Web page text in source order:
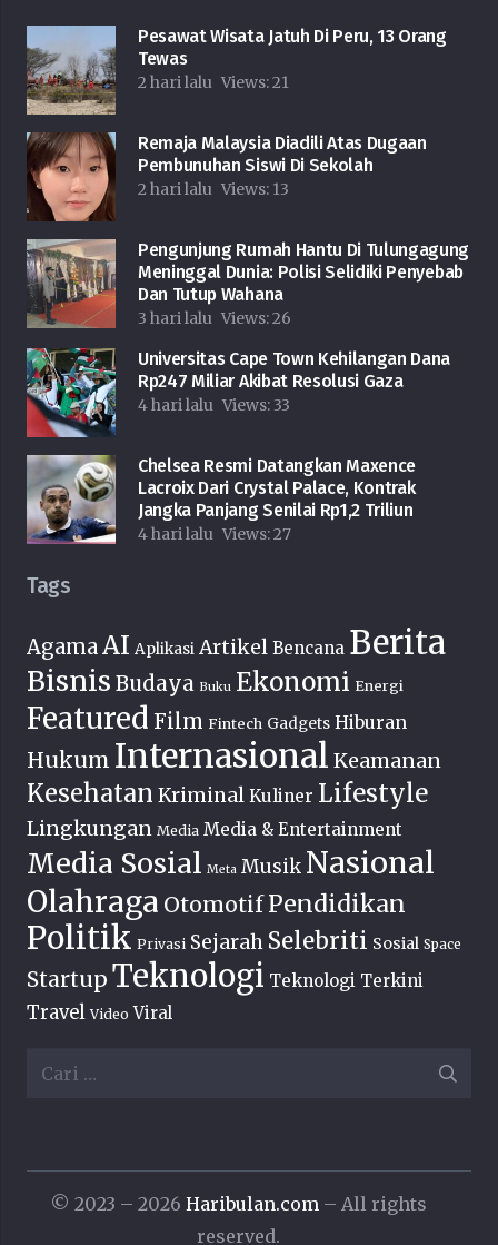
Pesawat Wisata Jatuh Di Peru, 13 Orang
Tewas
2 hari lalu Views:21
Remaja Malaysia Diadili Atas Dugaan
Pembunuhan Siswi Di Sekolah
2 hari lalu Views: 13
Pengunjung Rumah Hantu Di Tulungagung
Meninggal Dunia: Polisi Selidiki Penyebab
Dan Tutup Wahana
3 hari lalu Views:26
Universitas Cape Town Kehilangan Dana
Rp247 Miliar Akibat Resolusi Gaza
4 hari lalu Views: 33
Chelsea Resmi Datangkan Maxence
Lacroix Dari Crystal Palace, Kontrak
Jangka Panjang Senilai Rp1,2 Triliun
4 hari lalu Views:27
Tags
AgamaAI Aplikasi Artikel Bencana Berita
Bisnis Budaya Buku Ekonomi Energi
Featured Film Fintech Gadgets Hiburan
Hukum Internasional Keamanan
Kesehatan Kriminal Kuliner Lifestyle
Lingkungan Media Media & Entertainment
Media Sosial Meta Musik Nasional
Olahraga Otomotif Pendidikan
Politik Privasi Sejarah Selebriti Sosial Space
Startup Teknologi Teknologi Terkini
Travel Video Viral
Cari
© 2023 – 2026 Haribulan.com – All rights
reserved.